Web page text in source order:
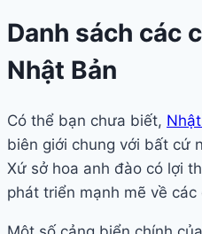
Danh sách các
Nhật Bản
Có thể bạn chưa biết,
biên giới chung với bất cứ
Xứ sở hoa anh đào có lợi
phát triển mạnh mẽ về